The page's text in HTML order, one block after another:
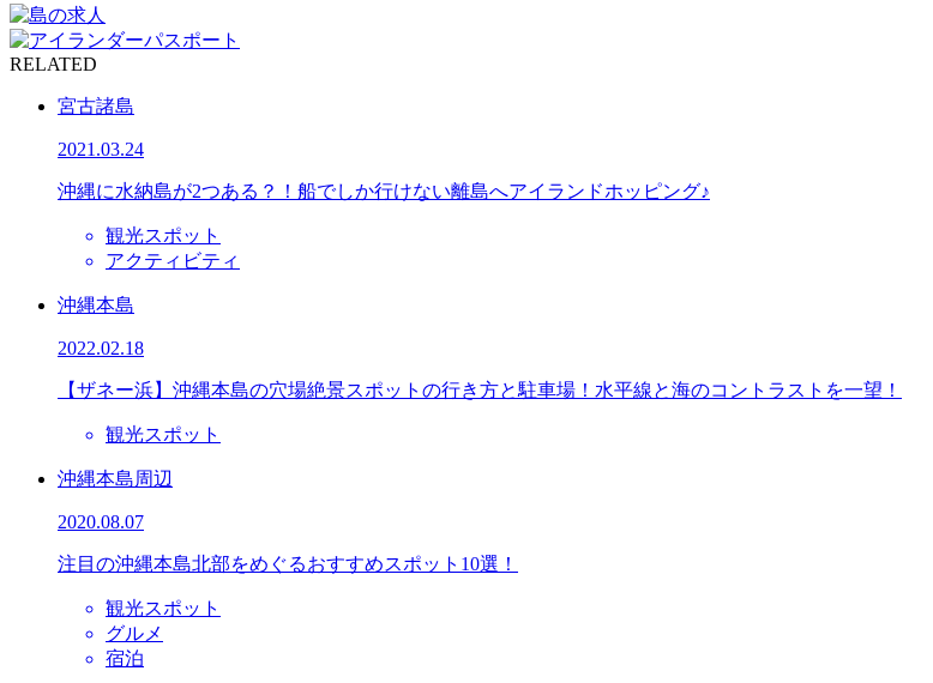
RELATED
宮古諸島
2021.03.24
沖縄に水納島が2つある？！船でしか行けない離島へアイランドホッピング♪
観光スポット
アクティビティ
沖縄本島
2022.02.18
【ザネー浜】沖縄本島の穴場絶景スポットの行き方と駐車場！水平線と海のコントラストを一望！
観光スポット
沖縄本島周辺
2020.08.07
注目の沖縄本島北部をめぐるおすすめスポット10選！
観光スポット
グルメ
宿泊